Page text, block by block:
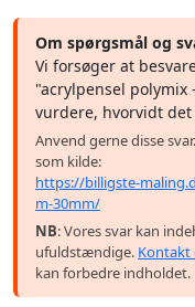
Om spørgsmål og
Vi forsøger at
"acrylpensel
vurdere, hvorvidt
Anvend gerne disse
som kilde:
https://billigste-
m-30mm/
NB: Vores svar kan
ufuldstændige. Kontakt
kan forbedre indholdet.